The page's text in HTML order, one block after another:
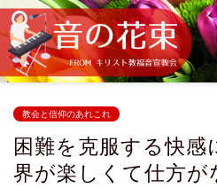
教会と信仰のあれこれ
困難を克服する快感
界が楽しくて仕方が